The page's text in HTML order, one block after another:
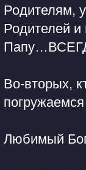
Родителям,
Родителей
Во-вторых,
Любимый Бог